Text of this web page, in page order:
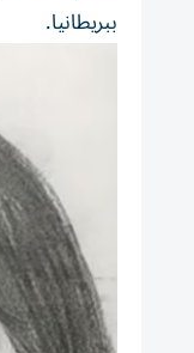
ببريطانيا.